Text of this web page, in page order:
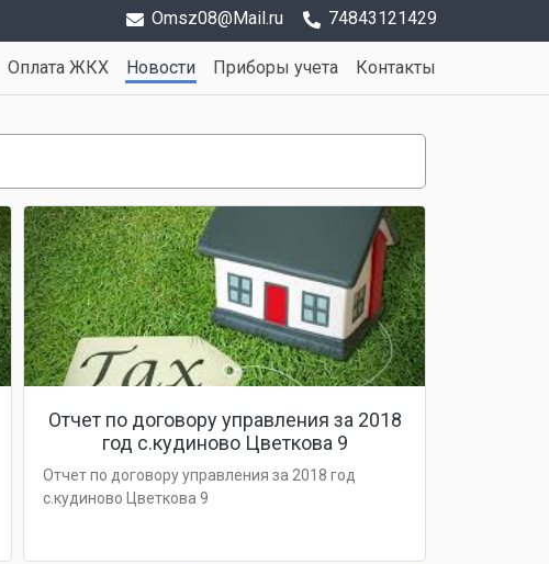
Omsz08@Mail.ru 74843121429
Оплата ЖКХ Новости Приборы учета Контакты
Отчет по договору управления за 2018
год с.кудиново Цветкова 9
Отчет по договору управления за 2018 год
с.кудиново Цветкова 9